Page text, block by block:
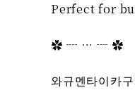
Perfect for
✿ ┈ ⋯ ┈ ✿
와규멘타이카